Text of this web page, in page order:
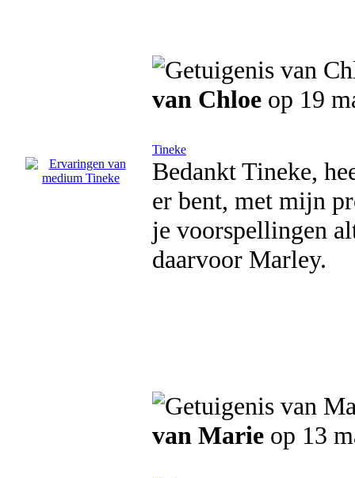
van Chloe op 19
Tineke
Bedankt Tineke,
er bent, met mijn
je voorspellingen
daarvoor Marley.
van Marie op 13